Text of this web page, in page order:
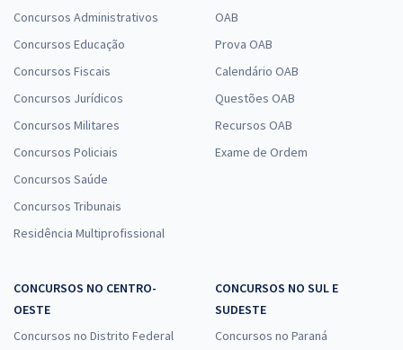
Concursos Administrativos
Concursos Educação
Concursos Fiscais
Concursos Jurídicos
Concursos Militares
Concursos Policiais
Concursos Saúde
Concursos Tribunais
Residência Multiprofissional
OAB
Prova OAB
Calendário OAB
Questões OAB
Recursos OAB
Exame de Ordem
CONCURSOS NO CENTRO-
OESTE
Concursos no Distrito Federal
CONCURSOS NO SUL E
SUDESTE
Concursos no Paraná